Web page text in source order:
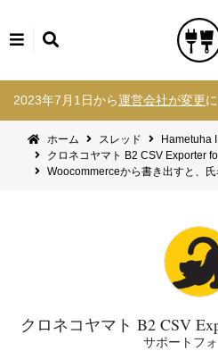
2023年7月1日から運営会社が変更
ホーム スレッド
Hametuha
クロネコヤマト B2 CSV Exporter
Woocommerceから書き出すと、氏
クロネコヤマト B2 CSV
サポートフ